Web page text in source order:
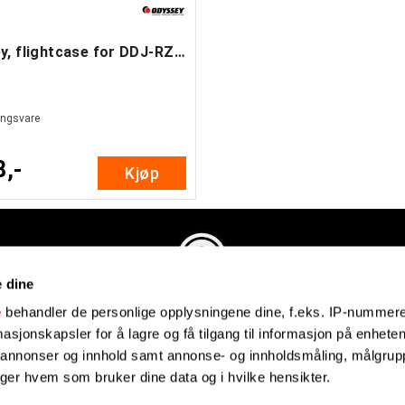
dine
behandler de personlige opplysningene dine, f.eks. IP-
for å lagre og få tilgang til informasjon på
og innhold samt annonse- og innholdsmåling,
hvem som bruker dine data og i hvilke hensikter.
Odyssey, flightcase for DDJ-RZ/SZ/NS73
Kjøp
Industriveien 4
4879 Grimstad
Organisasjonsnummer: 991434461